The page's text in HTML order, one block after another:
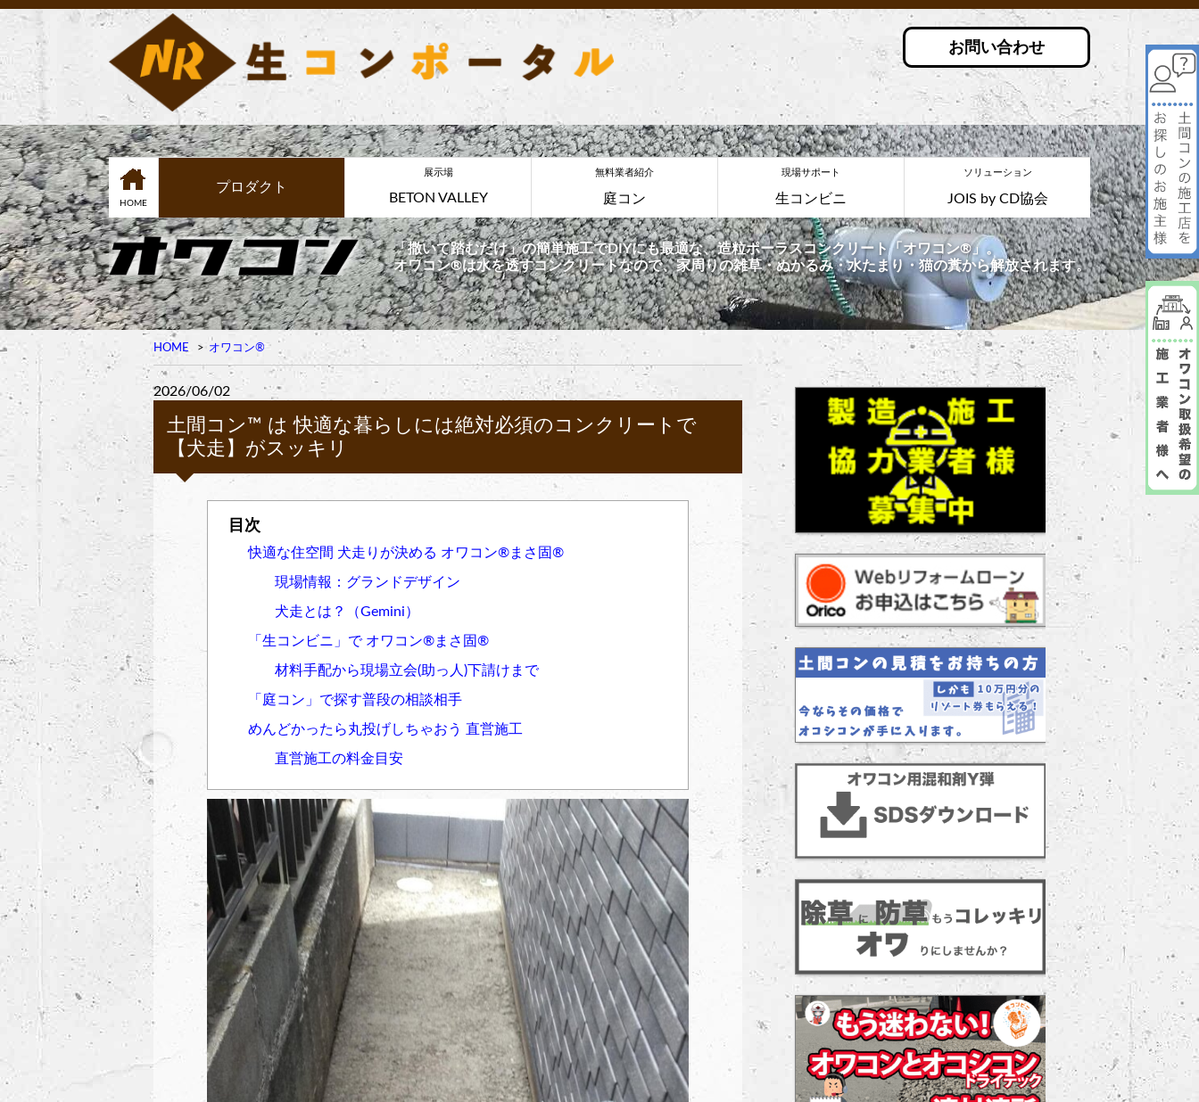
お問い合わせ
HOME
プロダクト
展示場
BETON VALLEY
無料業者紹介
庭コン
現場サポート
生コンビニ
ソリューション
JOIS by CD協会
「撒いて踏むだけ」の簡単施工でDIYにも最適な、造粒ポーラスコンクリート「オワコン®︎」。
オワコン®︎は水を透すコンクリートなので、家周りの雑草・ぬかるみ・水たまり・猫の糞から解放されます。
HOME オワコン®︎
2026/06/02
土間コン™︎ は 快適な暮らしには絶対必須のコンクリートで
【犬走】がスッキリ
快適な住空間 犬走りが決める オワコン®︎まさ固®︎
現場情報：グランドデザイン
犬走とは？（Gemini）
「生コンビニ」で オワコン®︎まさ固®︎
材料手配から現場立会(助っ人)下請けまで
「庭コン」で探す普段の相談相手
めんどかったら丸投げしちゃおう 直営施工
直営施工の料金目安